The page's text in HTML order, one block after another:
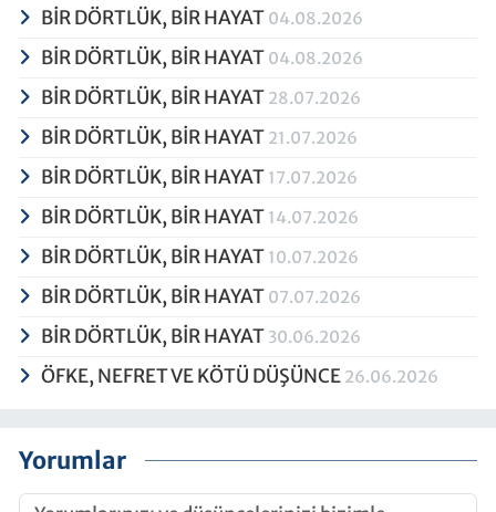
BİR DÖRTLÜK, BİR HAYAT 04.08.2026
BİR DÖRTLÜK, BİR HAYAT 04.08.2026
BİR DÖRTLÜK, BİR HAYAT 28.07.2026
BİR DÖRTLÜK, BİR HAYAT 21.07.2026
BİR DÖRTLÜK, BİR HAYAT 17.07.2026
BİR DÖRTLÜK, BİR HAYAT 14.07.2026
BİR DÖRTLÜK, BİR HAYAT 10.07.2026
BİR DÖRTLÜK, BİR HAYAT 07.07.2026
BİR DÖRTLÜK, BİR HAYAT 30.06.2026
ÖFKE, NEFRET VE KÖTÜ DÜŞÜNCE 26.06.2026
Yorumlar